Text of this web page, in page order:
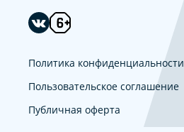
Политика конфиденциальности
Пользовательское соглашение
Публичная оферта